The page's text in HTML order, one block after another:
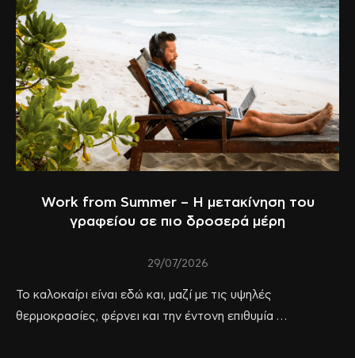
Work from Summer – Η μετακίνηση του
γραφείου σε πιο δροσερά μέρη
29/07/2026
Το καλοκαίρι είναι εδώ και, μαζί με τις υψηλές
θερμοκρασίες, φέρνει και την έντονη επιθυμία …